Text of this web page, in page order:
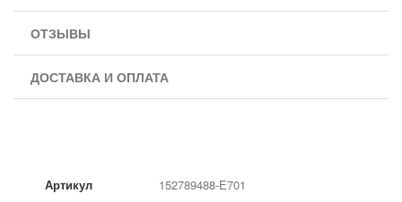
ОТЗЫВЫ
ДОСТАВКА И ОПЛАТА
Артикул 152789488-E701